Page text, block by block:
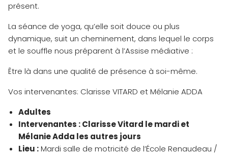
présent.
La séance de yoga, qu’elle soit douce ou plus
dynamique, suit un cheminement, dans lequel le corps
et le souffle nous préparent à l’Assise médiative :
Être là dans une qualité de présence à soi-même.
Vos intervenantes: Clarisse VITARD et Mélanie ADDA
Adultes
Intervenantes : Clarisse Vitard le mardi et
Mélanie Adda les autres jours
Lieu :Mardi salle de motricité de l’École Renaudeau /